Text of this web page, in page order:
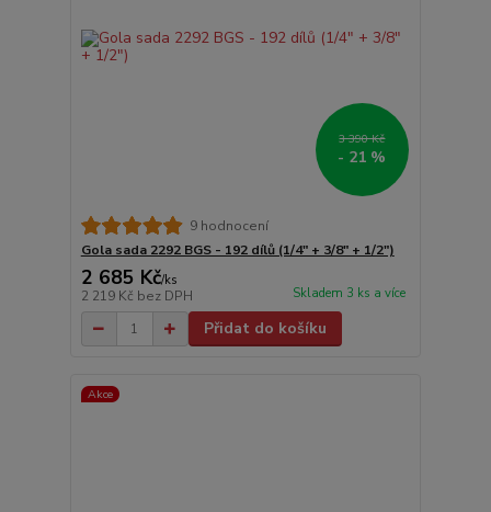
3 390 Kč
- 21 %
9 hodnocení
Gola sada 2292 BGS - 192 dílů (1/4" + 3/8" + 1/2")
2 685 Kč/ks
2 219 Kč bez DPH Skladem 3 ks a více
Přidat do košíku
Akce